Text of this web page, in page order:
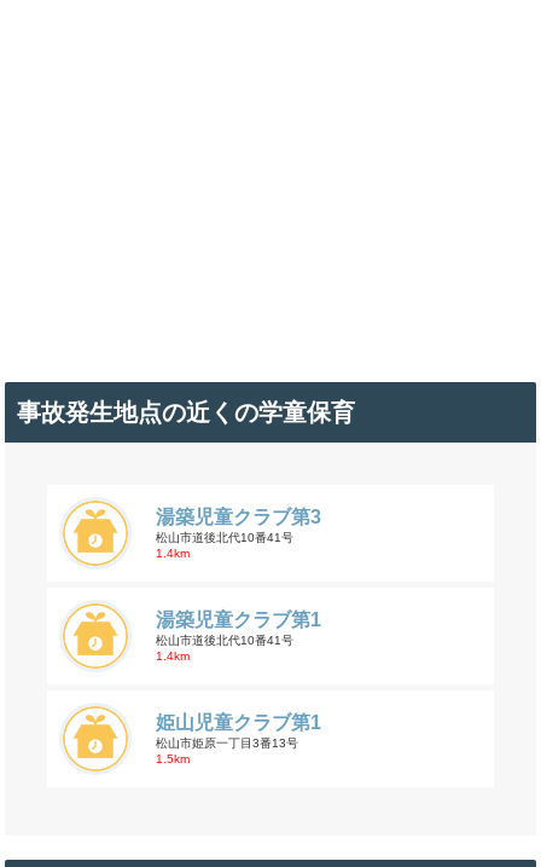
事故発生地点の近くの学童保育
湯築児童クラブ第3
松山市道後北代10番41号
1.4km
湯築児童クラブ第1
松山市道後北代10番41号
1.4km
姫山児童クラブ第1
松山市姫原一丁目3番13号
1.5km